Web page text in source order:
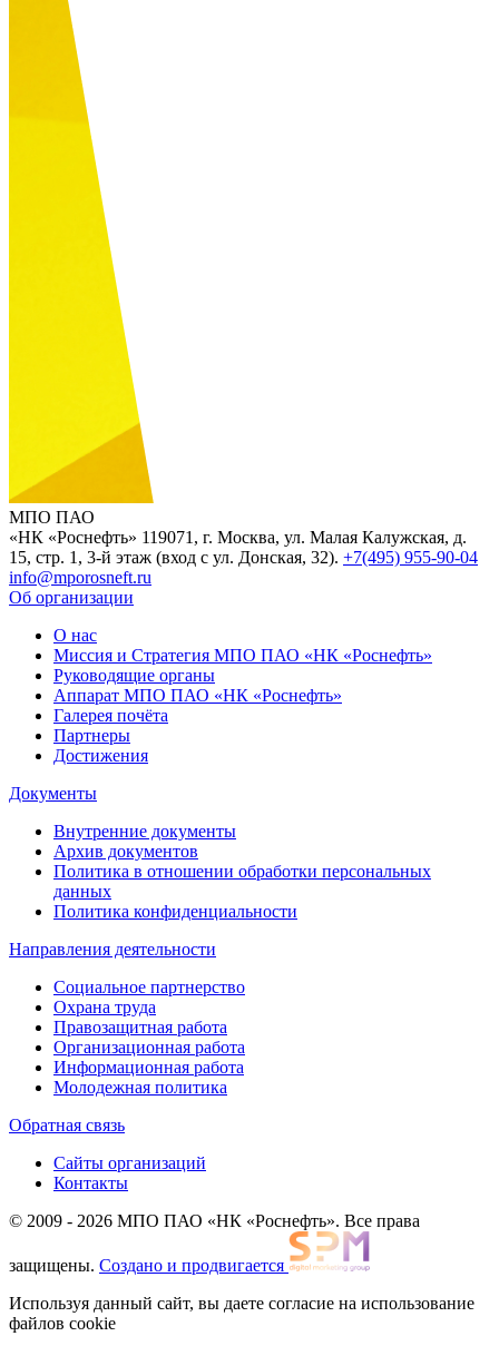
МПО ПАО
«НК «Роснефть» 119071, г. Москва, ул. Малая Калужская, д.
15, стр. 1, 3-й этаж (вход с ул. Донская, 32). +7(495) 955-90-04
info@mporosneft.ru
Об организации
О нас
Миссия и Стратегия МПО ПАО «НК «Роснефть»
Руководящие органы
Аппарат МПО ПАО «НК «Роснефть»
Галерея почёта
Партнеры
Достижения
Документы
Внутренние документы
Архив документов
Политика в отношении обработки персональных
данных
Политика конфиденциальности
Направления деятельности
Социальное партнерство
Охрана труда
Правозащитная работа
Организационная работа
Информационная работа
Молодежная политика
Обратная связь
Сайты организаций
Контакты
© 2009 - 2026 МПО ПАО «НК «Роснефть». Все права
защищены. Создано и продвигается
Используя данный сайт, вы даете согласие на использование
файлов cookie